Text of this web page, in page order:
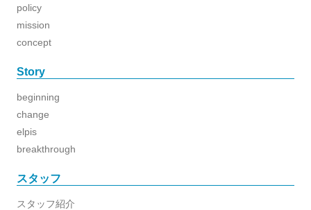
policy
mission
concept
Story
beginning
change
elpis
breakthrough
スタッフ
スタッフ紹介